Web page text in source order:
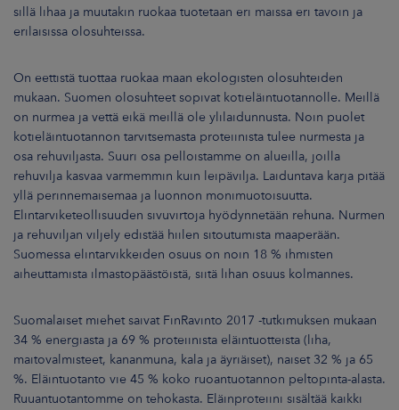
sillä lihaa ja muutakin ruokaa tuotetaan eri maissa eri tavoin ja
erilaisissa olosuhteissa.
On eettistä tuottaa ruokaa maan ekologisten olosuhteiden
mukaan. Suomen olosuhteet sopivat kotieläintuotannolle. Meillä
on nurmea ja vettä eikä meillä ole ylilaidunnusta. Noin puolet
kotieläintuotannon tarvitsemasta proteiinista tulee nurmesta ja
osa rehuviljasta. Suuri osa pelloistamme on alueilla, joilla
rehuvilja kasvaa varmemmin kuin leipävilja. Laiduntava karja pitää
yllä perinnemaisemaa ja luonnon monimuotoisuutta.
Elintarviketeollisuuden sivuvirtoja hyödynnetään rehuna. Nurmen
ja rehuviljan viljely edistää hiilen sitoutumista maaperään.
Suomessa elintarvikkeiden osuus on noin 18 % ihmisten
aiheuttamista ilmastopäästöistä, siitä lihan osuus kolmannes.
Suomalaiset miehet saivat FinRavinto 2017 -tutkimuksen mukaan
34 % energiasta ja 69 % proteiinista eläintuotteista (liha,
maitovalmisteet, kananmuna, kala ja äyriäiset), naiset 32 % ja 65
%. Eläintuotanto vie 45 % koko ruoantuotannon peltopinta-alasta.
Ruuantuotantomme on tehokasta. Eläinproteiini sisältää kaikki